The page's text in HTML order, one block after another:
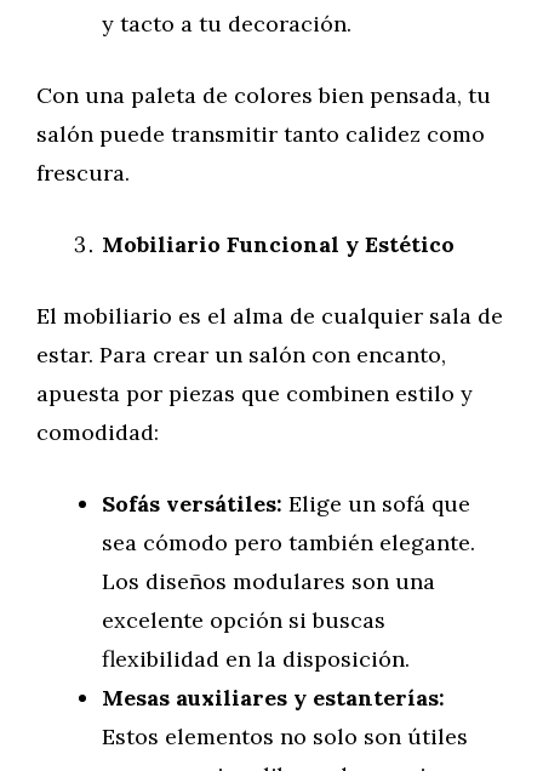
y tacto a tu decoración.
Con una paleta de colores bien pensada, tu
salón puede transmitir tanto calidez como
frescura.
Mobiliario Funcional y Estético
El mobiliario es el alma de cualquier sala de
estar. Para crear un salón con encanto,
apuesta por piezas que combinen estilo y
comodidad:
Sofás versátiles: Elige un sofá que
sea cómodo pero también elegante.
Los diseños modulares son una
excelente opción si buscas
flexibilidad en la disposición.
Mesas auxiliares y estanterías:
Estos elementos no solo son útiles